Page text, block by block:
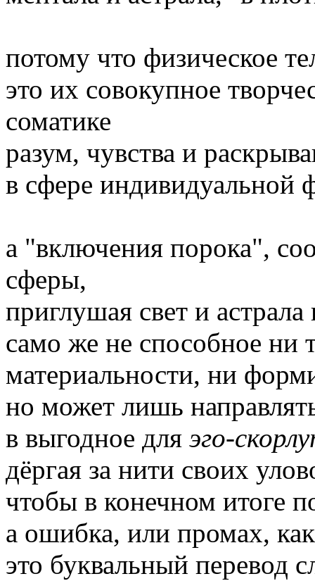
потому что физическое
это их совокупное
соматике
разум, чувства и
в сфере индивидуальной
а "включения порока",
сферы,
приглушая свет и
само же не способное ни
материальности, ни
но может лишь
в выгодное для эго-
дёргая за нити своих
чтобы в конечном итоге
а ошибка, или промах,
это буквальный перевод